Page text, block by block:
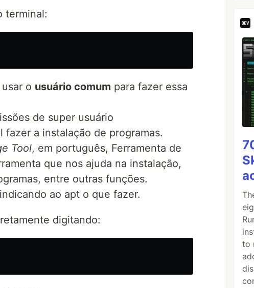
terminal:
o usuário comum para fazer essa
de super usuário
a instalação de programas.
Tool, em português, Ferramenta de
que nos ajuda na instalação,
entre outras funções.
ao apt o que fazer.
digitando:
to